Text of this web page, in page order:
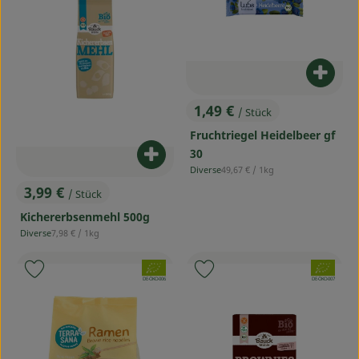
, Preis:
3,99 € / Stück
Kichererbsenmehl 500g
, Herkunft:
Diverse, Referenzpreis:
7,98 € / 1kg
Produkt zum Warenkorb
, Preis:
1,49 € / Stück
Fruchtriegel Heidelbeer gf
30
, Herkunft:
Diverse, Referenzpreis:
49,67 € / 1kg
, Verband:
, Kontrollstelle:
DE-ÖKO-006
Produkt zu Favouriten hinzufügen
, Verband:
, Kontrollstelle:
DE-ÖKO-007
Produkt zu Favouriten